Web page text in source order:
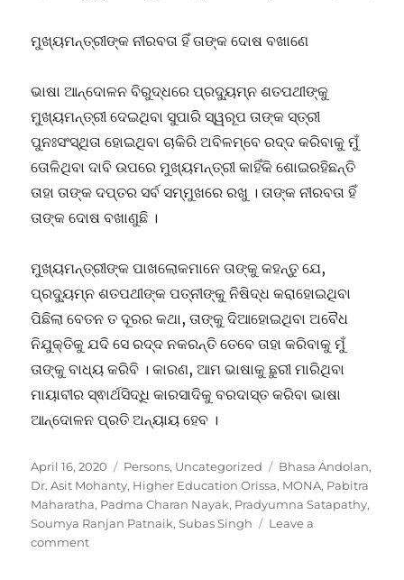
ମୁଖ୍ୟମନ୍ତ୍ରୀଙ୍କ ନୀରବତା ହିଁ ତାଙ୍କ ଦୋଷ ବଖାଣେ
ଭାଷା ଆନ୍ଦୋଳନ ବିରୁଦ୍ଧରେ ପ୍ରଦ୍ୟୁମ୍ନ ଶତପଥୀଙ୍କୁ
ମୁଖ୍ୟମନ୍ତ୍ରୀ ଦେଇଥିବା ସୁପାରି ସ୍ୱରୂପ ତାଙ୍କ ସ୍ତ୍ରୀ
ପୁନଃସଂସ୍ଥିତା ହୋଇଥିବା ଚାକିରି ଅବିଳମ୍ବେ ରଦ୍ଦ କରିବାକୁ ମୁଁ
ତୋଳିଥିବା ଦାବି ଉପରେ ମୁଖ୍ୟମନ୍ତ୍ରୀ କାହିଁକି ଶୋଇରହିଛନ୍ତି
ତାହା ତାଙ୍କ ଦପ୍ତର ସର୍ବ ସମ୍ମୁଖରେ ରଖୁ । ତାଙ୍କ ନୀରବତା ହିଁ
ତାଙ୍କ ଦୋଷ ବଖାଣୁଛି ।
ମୁଖ୍ୟମନ୍ତ୍ରୀଙ୍କ ପାଖଲୋକମାନେ ତାଙ୍କୁ କହନ୍ତୁ ଯେ,
ପ୍ରଦ୍ୟୁମ୍ନ ଶତପଥୀଙ୍କ ପତ୍ନୀଙ୍କୁ ନିଷିଦ୍ଧ କରାହୋଇଥିବା
ପିଛିଲା ବେତନ ତ ଦୂରର କଥା, ତାଙ୍କୁ ଦିଆହୋଇଥିବା ଅବୈଧ
ନିଯୁକ୍ତିକୁ ଯଦି ସେ ରଦ୍ଦ ନକରନ୍ତି ତେବେ ତାହା କରିବାକୁ ମୁଁ
ତାଙ୍କୁ ବାଧ୍ୟ କରିବି । କାରଣ, ଆମ ଭାଷାକୁ ଛୁରୀ ମାରିଥିବା
ମାୟାବୀର ସ୍ଵାର୍ଥସିଦ୍ଧି କାରସାଦିକୁ ବରଦାସ୍ତ କରିବା ଭାଷା
ଆନ୍ଦୋଳନ ପ୍ରତି ଅନ୍ୟାୟ ହେବ ।
Posted
on
April 16, 2020 Categories
Persons, Uncategorized Tags
Bhasa Andolan,
Dr. Asit Mohanty, Higher Education Orissa, MONA, Pabitra
Maharatha, Padma Charan Nayak, Pradyumna Satapathy,
Soumya Ranjan Patnaik,Subas Singh
Leave a
commenton